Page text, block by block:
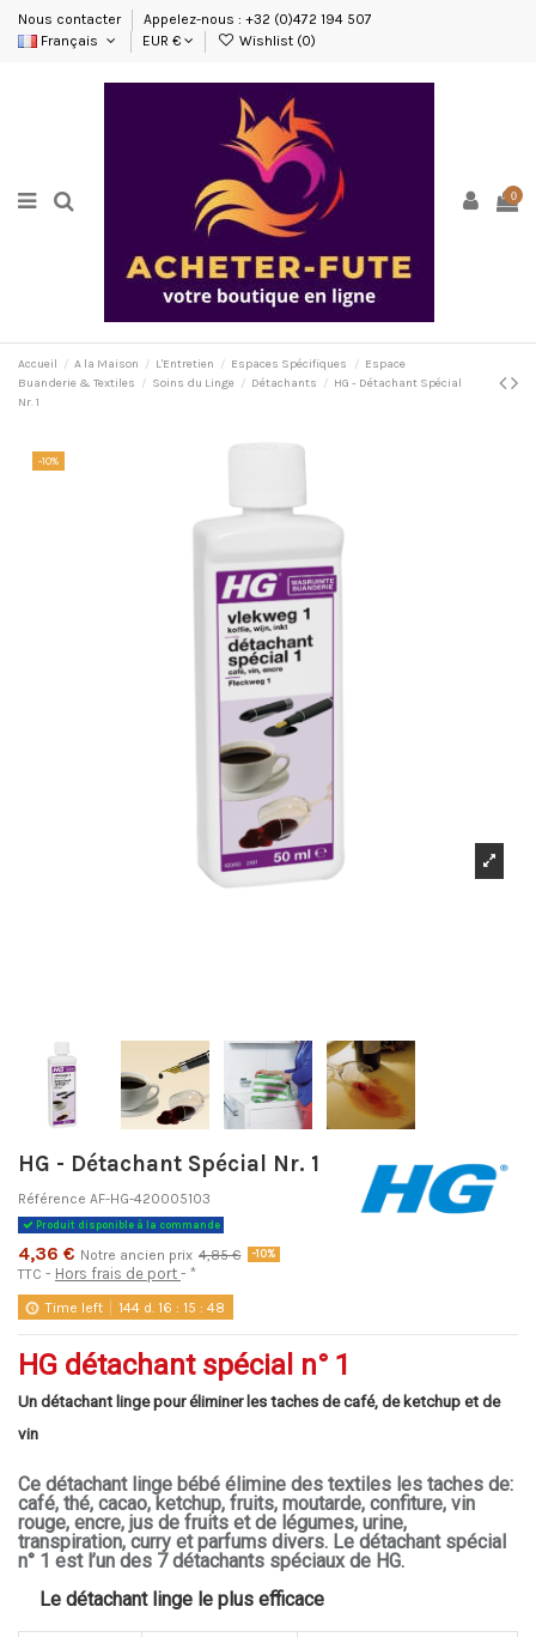
Nous contacter
Appelez-nous : +32 (0)472 194 507
Français
EUR € Wishlist (0)
0
Accueil A la Maison L'Entretien Espaces Spécifiques
Espace
Buanderie & Textiles
Soins du Linge Détachants
HG - Détachant Spécial
Nr. 1
-10%
HG - Détachant Spécial Nr. 1
Référence AF-HG-420005103
Produit disponible à la commande
4,36 € Notre ancien prix 4,85 € -10%
TTC Hors frais de port *
Time left 144 d. 16 : 15 :48
HG détachant spécial n° 1
Un détachant linge pour éliminer les taches de café, de ketchup et de
vin
Ce détachant linge bébé élimine des textiles les taches de:
café, thé, cacao, ketchup, fruits, moutarde, confiture, vin
rouge, encre, jus de fruits et de légumes, urine,
transpiration, curry et parfums divers. Le détachant spécial
n° 1 est l’un des 7 détachants spéciaux de HG.
Le détachant linge le plus efficace